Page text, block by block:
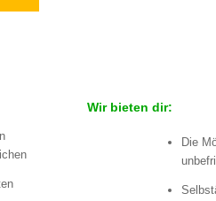
Wir bieten dir:
Die